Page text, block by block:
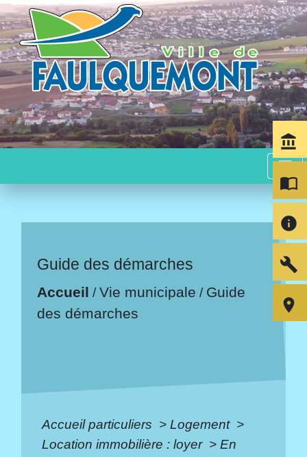
menu
Guide des démarches
Accueil /Vie municipale / Guide
des démarches
Accueil particuliers > Logement >
Location immobilière : loyer > En
account_balance
import_contacts
info
build
room